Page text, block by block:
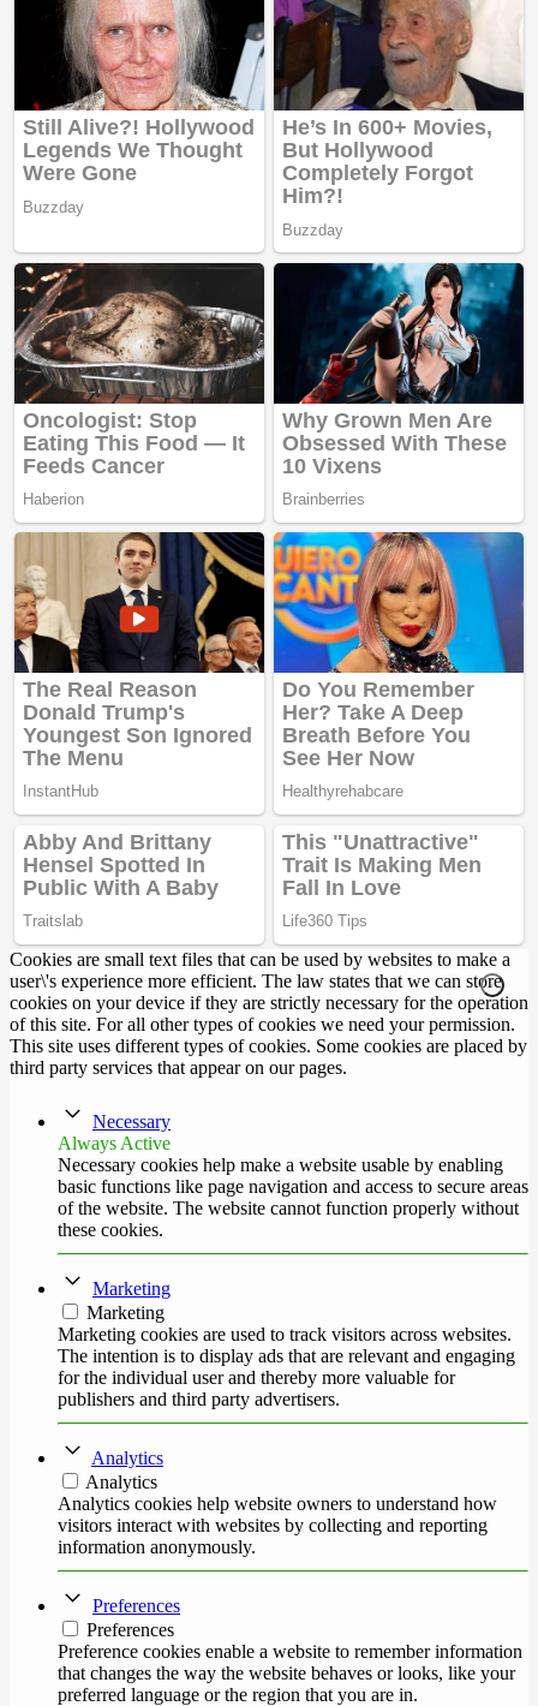
Cookies are small text files that can be used by websites to make a
user\'s experience more efficient. The law states that we can store
cookies on your device if they are strictly necessary for the operation
of this site. For all other types of cookies we need your permission.
This site uses different types of cookies. Some cookies are placed by
third party services that appear on our pages.
Necessary
Always Active
Necessary cookies help make a website usable by enabling
basic functions like page navigation and access to secure areas
of the website. The website cannot function properly without
these cookies.
Marketing
Marketing
Marketing cookies are used to track visitors across websites.
The intention is to display ads that are relevant and engaging
for the individual user and thereby more valuable for
publishers and third party advertisers.
Analytics
Analytics
Analytics cookies help website owners to understand how
visitors interact with websites by collecting and reporting
information anonymously.
Preferences
Preferences
Preference cookies enable a website to remember information
that changes the way the website behaves or looks, like your
preferred language or the region that you are in.